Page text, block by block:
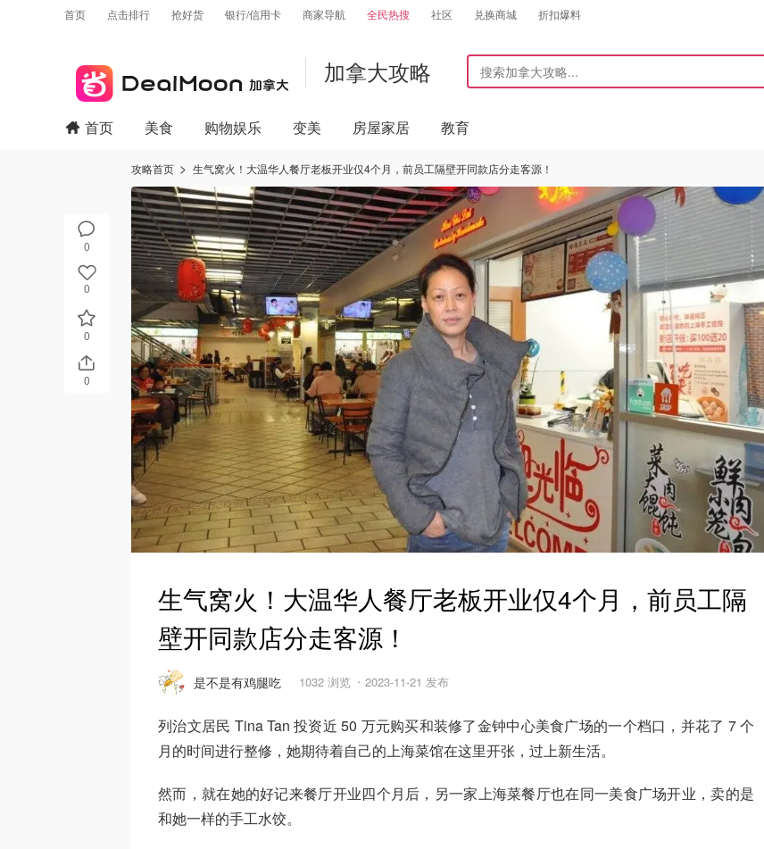
首页 点击排行 抢好货 银行/信用卡 商家导航 全民热搜 社区 兑换商城 折扣爆料
加拿大攻略
0
0
0
0
首页 美食 购物娱乐 变美 房屋家居 教育
攻略首页 生气窝火！大温华人餐厅老板开业仅4个月，前员工隔壁开同款店分走客源！
生气窝火！大温华人餐厅老板开业仅4个月，前员工隔
壁开同款店分走客源！
是不是有鸡腿吃 1032 浏览 2023-11-21 发布
列治文居民 Tina Tan 投资近 50 万元购买和装修了金钟中心美食广场的一个档口，并花了 7 个
月的时间进行整修，她期待着自己的上海菜馆在这里开张，过上新生活。
然而，就在她的好记来餐厅开业四个月后，另一家上海菜餐厅也在同一美食广场开业，卖的是
和她一样的手工水饺。